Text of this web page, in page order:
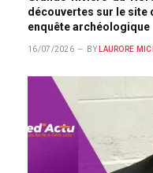
découvertes sur le site
enquête archéologique
16/07/2026 BY LAURORE